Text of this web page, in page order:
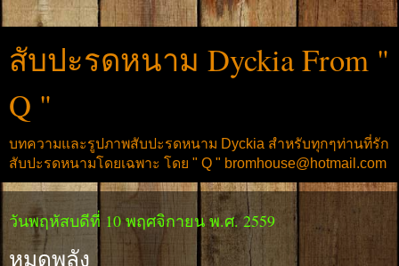
สับปะรดหนาม Dyckia From "
Q "
บทความและรูปภาพสับปะรดหนาม Dyckia สำหรับทุกๆท่านที่รัก
สับปะรดหนามโดยเฉพาะ โดย " Q " bromhouse@hotmail.com
วันพฤหัสบดีที่ 10 พฤศจิกายน พ.ศ. 2559
หมดพลัง